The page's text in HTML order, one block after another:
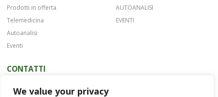
We value your privacy
Prodotti in offerta
Telemedicina
Autoanalisi
Eventi
AUTOANALISI
EVENTI
CONTATTI
Telefono 075 42622